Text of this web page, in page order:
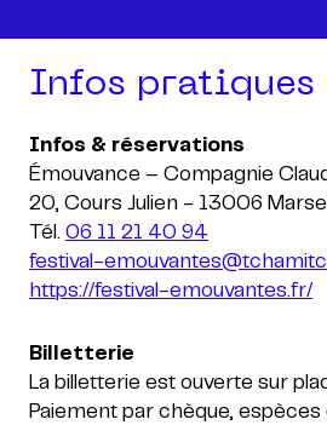
Infos pratiques
Infos & réservations
Émouvance – Compagnie
20, Cours Julien - 13006
Tél. 06 11 21 40 94
festival-
https://festival-emouvantes.fr/
Billetterie
La billetterie est ouverte sur
Paiement par chèque, espèces